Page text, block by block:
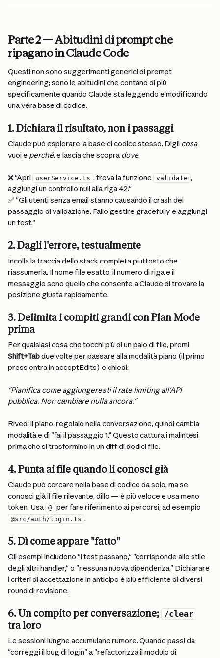
Parte 2 — Abitudini di prompt che
ripagano in Claude Code
Questi non sono suggerimenti generici di prompt
engineering; sono le abitudini che contano di più
specificamente quando Claude sta leggendo e modificando
una vera base di codice.
1. Dichiara il risultato, non i passaggi
Claude può esplorare la base di codice stesso. Digli cosa
vuoi e perché, e lascia che scopra dove.
❌ "Apri userService.ts , trova la funzione validate ,
aggiungi un controllo null alla riga 42."
✅ "Gli utenti senza email stanno causando il crash del
passaggio di validazione. Fallo gestire gracefully e aggiungi
un test."
2. Dagli l'errore, testualmente
Incolla la traccia dello stack completa piuttosto che
riassumerla. Il nome file esatto, il numero di riga e il
messaggio sono quello che consente a Claude di trovare la
posizione giusta rapidamente.
3. Delimita i compiti grandi con Plan Mode
prima
Per qualsiasi cosa che tocchi più di un paio di file, premi
Shift+Tab due volte per passare alla modalità piano (il primo
press entra in acceptEdits) e chiedi:
"Pianifica come aggiungeresti il rate limiting all'API
pubblica. Non cambiare nulla ancora."
Rivedi il piano, regolalo nella conversazione, quindi cambia
modalità e dì "fai il passaggio 1." Questo cattura i malintesi
prima che si trasformino in un diff di dodici file.
4. Punta ai file quando li conosci già
Claude può cercare nella base di codice da solo, ma se
conosci già il file rilevante, dillo — è più veloce e usa meno
token. Usa @ per fare riferimento ai percorsi, ad esempio
@src/auth/login.ts .
5. Dì come appare "fatto"
Gli esempi includono "i test passano," "corrisponde allo stile
degli altri handler," o "nessuna nuova dipendenza." Dichiarare
i criteri di accettazione in anticipo è più efficiente di diversi
round di revisione.
6. Un compito per conversazione; /clear
tra loro
Le sessioni lunghe accumulano rumore. Quando passi da
"correggi il bug di login" a "refactorizza il modulo di